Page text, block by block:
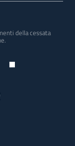
della cessata